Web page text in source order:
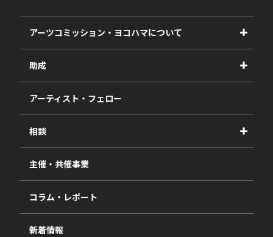
アーツコミッション・ヨコハマについて
事業紹介
事業報告書
助成
2027年度
2026年度
2025年度
2024年度
2023年度
過去の採択一覧
アーティスト・フェロー
相談
視察・ヒアリング・研究
相談依頼フォーム
主催・共催事業
コラム・レポート
新着情報